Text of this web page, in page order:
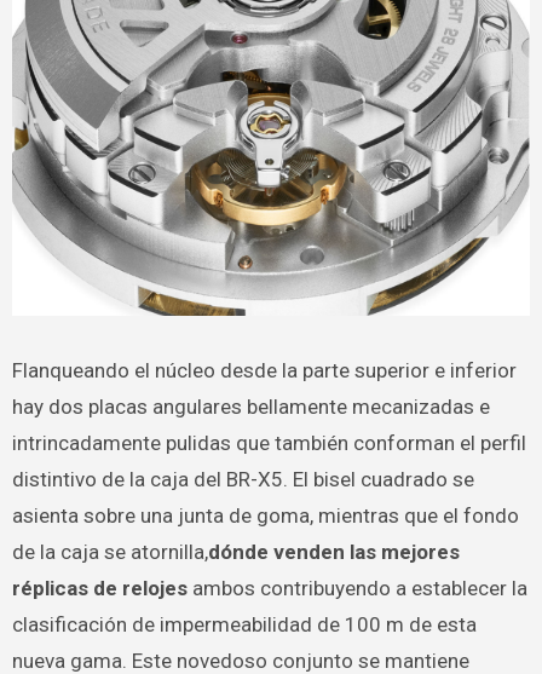
Flanqueando el núcleo desde la parte superior e inferior
hay dos placas angulares bellamente mecanizadas e
intrincadamente pulidas que también conforman el perfil
distintivo de la caja del BR-X5. El bisel cuadrado se
asienta sobre una junta de goma, mientras que el fondo
de la caja se atornilla,dónde venden las mejores
réplicas de relojesambos contribuyendo a establecer la
clasificación de impermeabilidad de 100 m de esta
nueva gama. Este novedoso conjunto se mantiene